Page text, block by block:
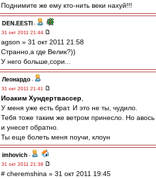
Поднимите же ему кто-нить веки нахуй!!!
DEN.EESTI -
31 окт 2011 21:44
agson » 31 окт 2011 21:58
Странно,а где Велик?))
У него больше,сори...
Леонардо -
31 окт 2011 21:41
Иоаким Хундертвассер
У меня уже есть брат. И это не ты, чудило.
Тебя тоже таким же ветром принесло. Но авось
и унесет обратно.
Ты еще болеть меня поучи, клоун
imhovich -
31 окт 2011 21:38
# cheremshina » 31 окт 2011 19:45